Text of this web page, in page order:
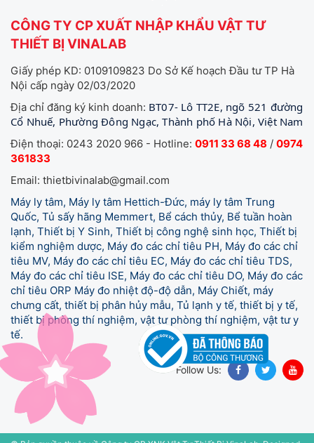
CÔNG TY CP XUẤT NHẬP KHẨU VẬT TƯ
THIẾT BỊ VINALAB
Giấy phép KD: 0109109823 Do Sở Kế hoạch Đầu tư TP Hà
Nội cấp ngày 02/03/2020
Địa chỉ đăng ký kinh doanh: BT07- Lô TT2E, ngõ 521 đường
Cổ Nhuế, Phường Đông Ngạc, Thành phố Hà Nội, Việt Nam
Điện thoại: 0243 2020 966 - Hotline: 0911 33 68 48 / 0974
361833
Email: thietbivinalab@gmail.com
Máy ly tâm, Máy ly tâm Hettich-Đức, máy ly tâm Trung
Quốc, Tủ sấy hãng Memmert, Bể cách thủy, Bể tuần hoàn
lạnh, Thiết bị Y Sinh, Thiết bị công nghệ sinh học, Thiết bị
kiểm nghiệm dược, Máy đo các chỉ tiêu PH, Máy đo các chỉ
tiêu MV, Máy đo các chỉ tiêu EC, Máy đo các chỉ tiêu TDS,
Máy đo các chỉ tiêu ISE, Máy đo các chỉ tiêu DO, Máy đo các
chỉ tiêu ORP Máy đo nhiệt độ-độ dẫn, Máy Chiết, máy
chưng cất, thiết bị phân hủy mẫu, Tủ lạnh y tế, thiết bị y tế,
thiết bị phòng thí nghiệm, vật tư phòng thí nghiệm, vật tư y
tế.
Follow Us: